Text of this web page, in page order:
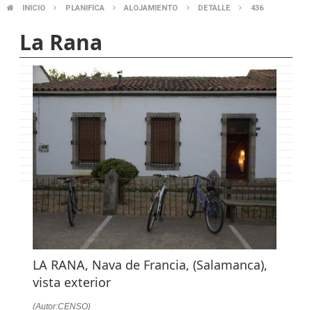
ENLACES
DE
AYUDA
NAVEGACIÓN
INICIO PLANIFICA ALOJAMIENTO DETALLE 436
La Rana
LA RANA, Nava de Francia, (Salamanca),
vista exterior
(Autor:CENSO)